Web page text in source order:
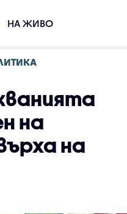
НА ЖИВО
на
на